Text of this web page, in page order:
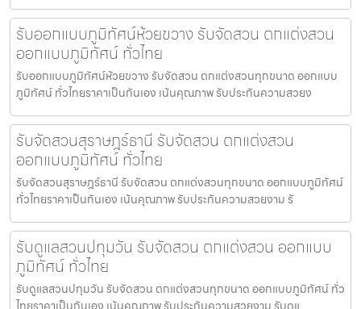
รับออกแบบภูมิทัศน์ห้วยขวาง รับจัดสวน ตกแต่งสวน
ออกแบบภูมิทัศน์ ทั่วไทย
รับออกแบบภูมิทัศน์ห้วยขวาง รับจัดสวน ตกแต่งสวนทุกขนาด ออกแบบ
ภูมิทัศน์ ทั่วไทยราคาเป็นกันเอง เน้นคุณภาพ รับประกันความสวยง
รับจัดสวนสุราษฎร์ธานี รับจัดสวน ตกแต่งสวน
ออกแบบภูมิทัศน์ ทั่วไทย
รับจัดสวนสุราษฎร์ธานี รับจัดสวน ตกแต่งสวนทุกขนาด ออกแบบภูมิทัศน์
ทั่วไทยราคาเป็นกันเอง เน้นคุณภาพ รับประกันความสวยงาม รั
รับดูแลสวนปทุมวัน รับจัดสวน ตกแต่งสวน ออกแบบ
ภูมิทัศน์ ทั่วไทย
รับดูแลสวนปทุมวัน รับจัดสวน ตกแต่งสวนทุกขนาด ออกแบบภูมิทัศน์ ทั่ว